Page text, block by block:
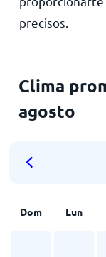
precisos.
Clima
agosto
Dom Lun